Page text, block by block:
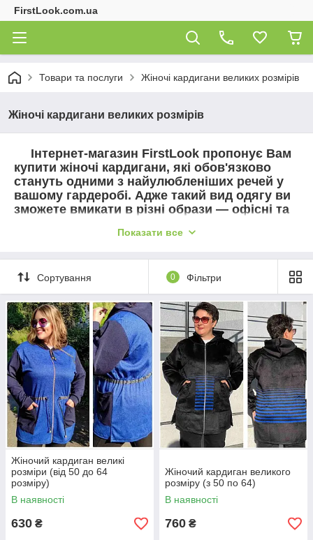
FirstLook.com.ua
Товари та послуги Жіночі кардигани великих розмірів
Жіночі кардигани великих розмірів
Інтернет-магазин FirstLook пропонує Вам
купити жіночі кардигани, які обов'язково
стануть одними з найулюбленіших речей у
вашому гардеробі. Адже такий вид одягу ви
зможете вмикати в різні образи — офісні та
молодіжні й елегантні. Наші ціни обов'язково
Показати все
Сортування 0 Фільтри
Жіночий кардиган великі
розміри (від 50 до 64
розміру)
В наявності
630 ₴
Жіночий кардиган великого
розміру (з 50 по 64)
В наявності
760 ₴